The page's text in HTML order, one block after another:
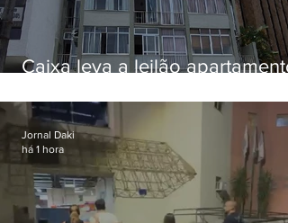
Caixa leva a leilão apartamento
Botafogo
Jornal Daki
há 1 hora